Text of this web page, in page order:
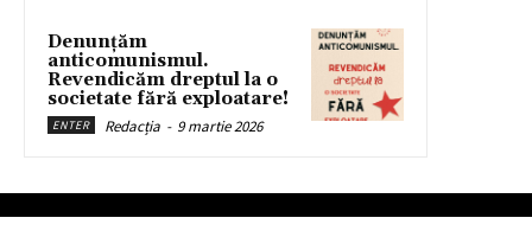
Denunțăm
anticomunismul.
Revendicăm dreptul la o
societate fără exploatare!
ENTER Redacția - 9 martie 2026